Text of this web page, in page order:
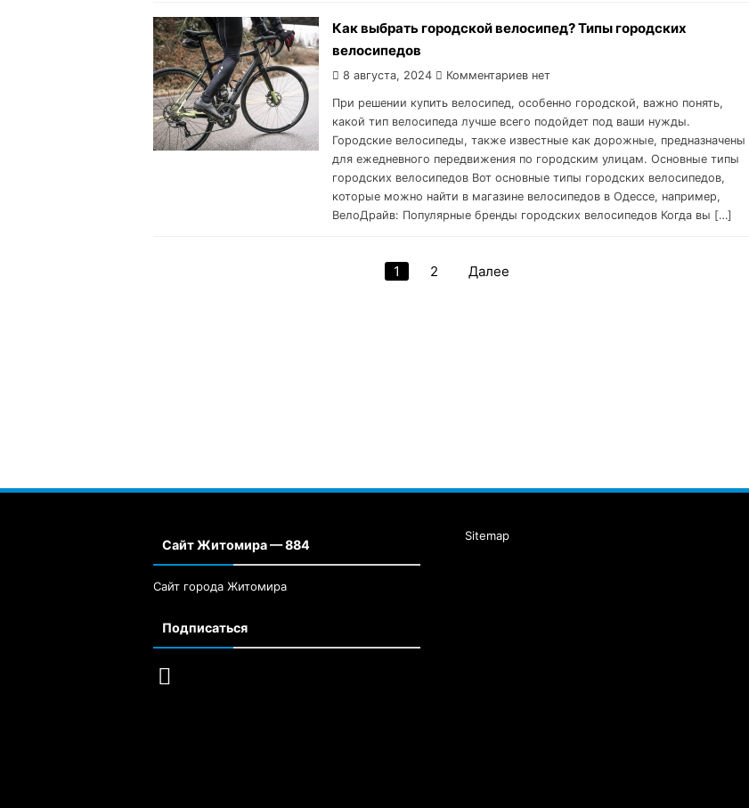
Как выбрать городской велосипед? Типы городских
велосипедов
8 августа, 2024 Комментариев нет
При решении купить велосипед, особенно городской, важно понять,
какой тип велосипеда лучше всего подойдет под ваши нужды.
Городские велосипеды, также известные как дорожные, предназначены
для ежедневного передвижения по городским улицам. Основные типы
городских велосипедов Вот основные типы городских велосипедов,
которые можно найти в магазине велосипедов в Одессе, например,
ВелоДрайв: Популярные бренды городских велосипедов Когда вы […]
Навигация
1 2 Далее
Сайт Житомира — 884
Сайт города Житомира
Подписаться
Sitemap